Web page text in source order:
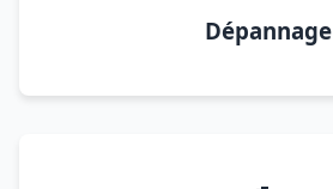
Dépannage